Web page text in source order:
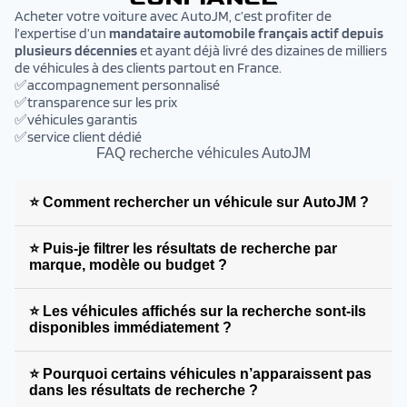
Acheter votre voiture avec AutoJM, c’est profiter de
l’expertise d’un mandataire automobile français actif depuis
plusieurs décennieset ayant déjà livré des dizaines de milliers
de véhicules à des clients partout en France.
✅accompagnement personnalisé
✅transparence sur les prix
✅véhicules garantis
✅service client dédié
FAQ recherche véhicules AutoJM
⭐ Comment rechercher un véhicule sur AutoJM ?
⭐ Puis-je filtrer les résultats de recherche par
marque, modèle ou budget ?
⭐ Les véhicules affichés sur la recherche sont-ils
disponibles immédiatement ?
⭐ Pourquoi certains véhicules n’apparaissent pas
dans les résultats de recherche ?